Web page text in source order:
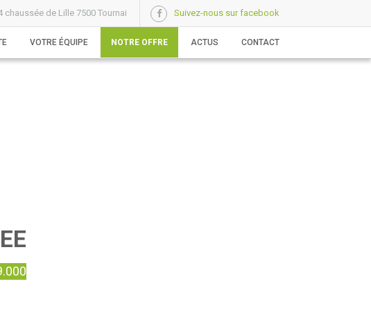
chaussée de Lille 7500 Tournai Suivez-nous sur facebook
VOTRE ÉQUIPE NOTRE OFFRE ACTUS CONTACT